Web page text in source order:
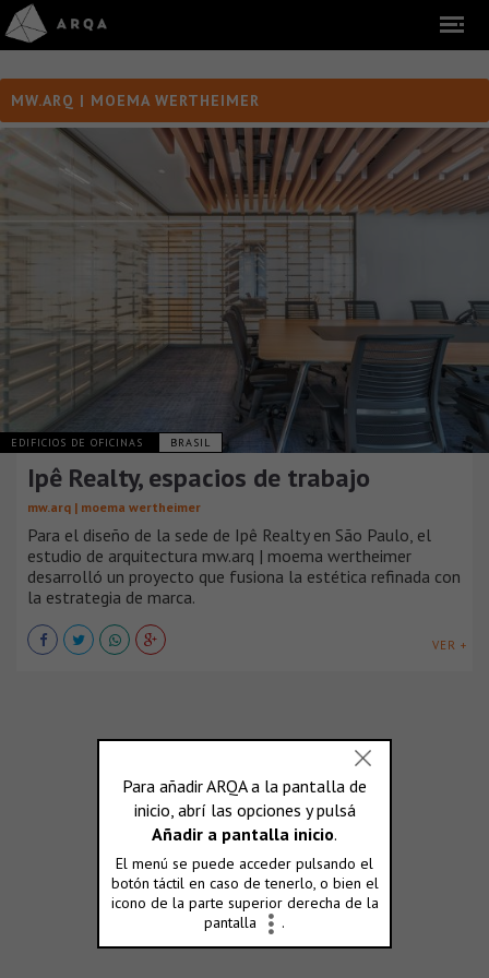
MW.ARQ | MOEMA WERTHEIMER
EDIFICIOS DE OFICINAS BRASIL
Ipê Realty, espacios de trabajo
mw.arq | moema wertheimer
Para el diseño de la sede de Ipê Realty en São Paulo, el
estudio de arquitectura mw.arq | moema wertheimer
desarrolló un proyecto que fusiona la estética refinada con
la estrategia de marca.
VER +